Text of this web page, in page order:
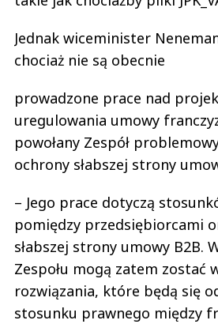
Jednak wiceminister
chociaż nie są obecnie
prowadzone prace nad
uregulowania umowy
powołany Zespół
ochrony słabszej strony
– Jego prace dotyczą
pomiędzy przedsiębiorcami
słabszej strony umowy B2B.
Zespołu mogą zatem zostać
rozwiązania, które będą się
stosunku prawnego między